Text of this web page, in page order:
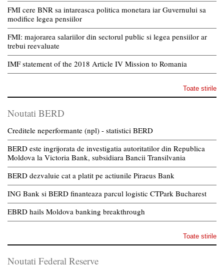
FMI cere BNR sa intareasca politica monetara iar Guvernului sa
modifice legea pensiilor
FMI: majorarea salariilor din sectorul public si legea pensiilor ar
trebui reevaluate
IMF statement of the 2018 Article IV Mission to Romania
Toate stirile
Noutati BERD
Creditele neperformante (npl) - statistici BERD
BERD este ingrijorata de investigatia autoritatilor din Republica
Moldova la Victoria Bank, subsidiara Bancii Transilvania
BERD dezvaluie cat a platit pe actiunile Piraeus Bank
ING Bank si BERD finanteaza parcul logistic CTPark Bucharest
EBRD hails Moldova banking breakthrough
Toate stirile
Noutati Federal Reserve